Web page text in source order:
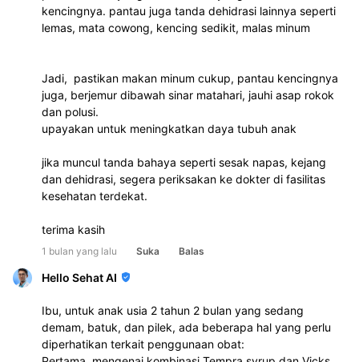
kencingnya. pantau juga tanda dehidrasi lainnya seperti
lemas, mata cowong, kencing sedikit, malas minum
Jadi,  pastikan makan minum cukup, pantau kencingnya
juga, berjemur dibawah sinar matahari, jauhi asap rokok
dan polusi.
upayakan untuk meningkatkan daya tubuh anak
jika muncul tanda bahaya seperti sesak napas, kejang
dan dehidrasi, segera periksakan ke dokter di fasilitas
kesehatan terdekat.
terima kasih
1 bulan yang lalu Suka Balas
Hello Sehat AI
Ibu, untuk anak usia 2 tahun 2 bulan yang sedang
demam, batuk, dan pilek, ada beberapa hal yang perlu
diperhatikan terkait penggunaan obat: